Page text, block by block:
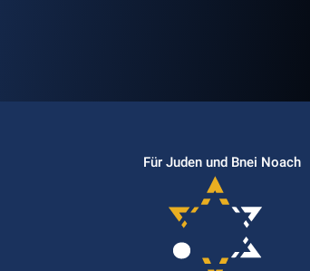
Für Juden und Bnei Noach